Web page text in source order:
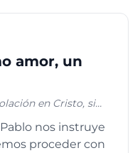
amor, un
en Cristo, si
si alguna
sintiendo lo
nos instruye
proceder con